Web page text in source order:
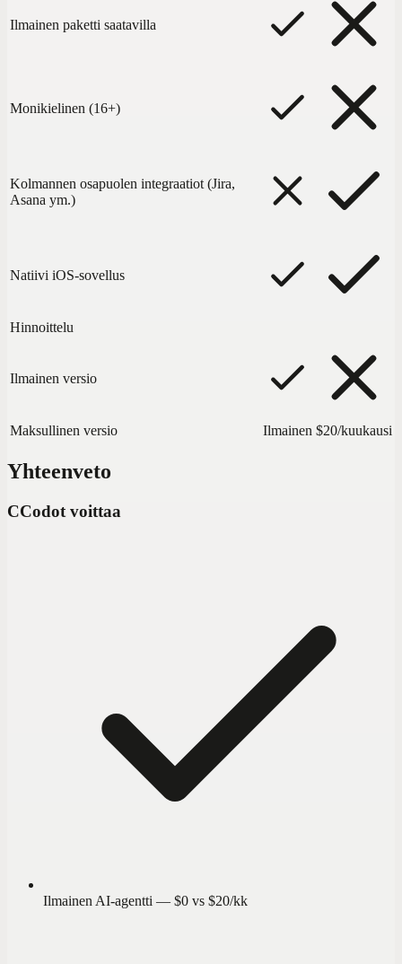
Ilmainen paketti saatavilla
Monikielinen (16+)
Kolmannen osapuolen integraatiot (Jira,
Asana ym.)
Natiivi iOS-sovellus
Hinnoittelu
Ilmainen versio
Maksullinen versio Ilmainen $20/kuukausi
Yhteenveto
CCodot voittaa
Ilmainen AI-agentti — $0 vs $20/kk